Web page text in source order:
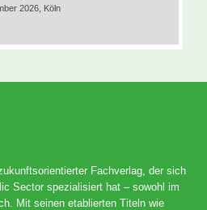
2026, Köln
Fachverlag, der sich
Sector spezialisiert hat – sowohl im
Mit seinen etablierten Titeln wie